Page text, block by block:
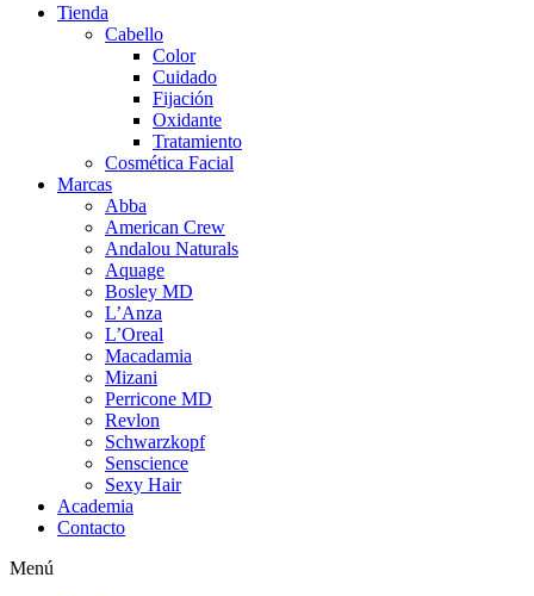
Tienda
Cabello
Color
Cuidado
Fijación
Oxidante
Tratamiento
Cosmética Facial
Marcas
Abba
American Crew
Andalou Naturals
Aquage
Bosley MD
L’Anza
L’Oreal
Macadamia
Mizani
Perricone MD
Revlon
Schwarzkopf
Senscience
Sexy Hair
Academia
Contacto
Menú